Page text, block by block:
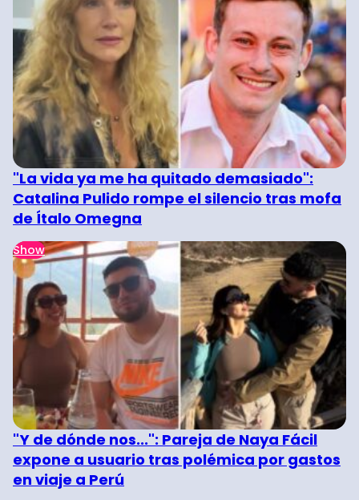
"La vida ya me ha quitado demasiado":
Catalina Pulido rompe el silencio tras mofa
de Ítalo Omegna
Show
"Y de dónde nos...": Pareja de Naya Fácil
expone a usuario tras polémica por gastos
en viaje a Perú